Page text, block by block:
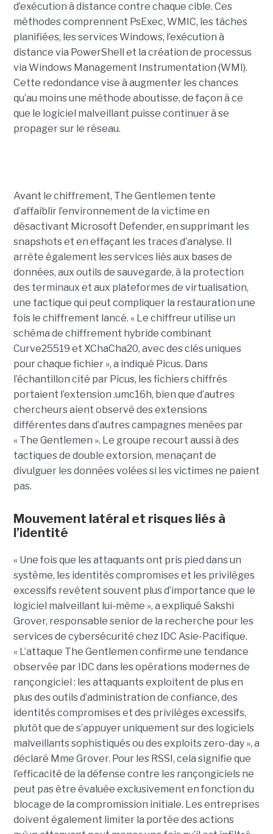
d’exécution à distance contre chaque cible. Ces
méthodes comprennent PsExec, WMIC, les tâches
planifiées, les services Windows, l’exécution à
distance via PowerShell et la création de processus
via Windows Management Instrumentation (WMI).
Cette redondance vise à augmenter les chances
qu’au moins une méthode aboutisse, de façon à ce
que le logiciel malveillant puisse continuer à se
propager sur le réseau.
Avant le chiffrement, The Gentlemen tente
d’affaiblir l’environnement de la victime en
désactivant Microsoft Defender, en supprimant les
snapshots et en effaçant les traces d’analyse. Il
arrête également les services liés aux bases de
données, aux outils de sauvegarde, à la protection
des terminaux et aux plateformes de virtualisation,
une tactique qui peut compliquer la restauration une
fois le chiffrement lancé. « Le chiffreur utilise un
schéma de chiffrement hybride combinant
Curve25519 et XChaCha20, avec des clés uniques
pour chaque fichier », a indiqué Picus. Dans
l’échantillon cité par Picus, les fichiers chiffrés
portaient l’extension .umc16h, bien que d’autres
chercheurs aient observé des extensions
différentes dans d’autres campagnes menées par
« The Gentlemen ». Le groupe recourt aussi à des
tactiques de double extorsion, menaçant de
divulguer les données volées si les victimes ne paient
pas.
Mouvement latéral et risques liés à
l’identité
« Une fois que les attaquants ont pris pied dans un
système, les identités compromises et les privilèges
excessifs revêtent souvent plus d’importance que le
logiciel malveillant lui-même », a expliqué Sakshi
Grover, responsable senior de la recherche pour les
services de cybersécurité chez IDC Asie-Pacifique.
« L’attaque The Gentlemen confirme une tendance
observée par IDC dans les opérations modernes de
rançongiciel : les attaquants exploitent de plus en
plus des outils d’administration de confiance, des
identités compromises et des privilèges excessifs,
plutôt que de s’appuyer uniquement sur des logiciels
malveillants sophistiqués ou des exploits zero-day », a
déclaré Mme Grover. Pour les RSSI, cela signifie que
l’efficacité de la défense contre les rançongiciels ne
peut pas être évaluée exclusivement en fonction du
blocage de la compromission initiale. Les entreprises
doivent également limiter la portée des actions